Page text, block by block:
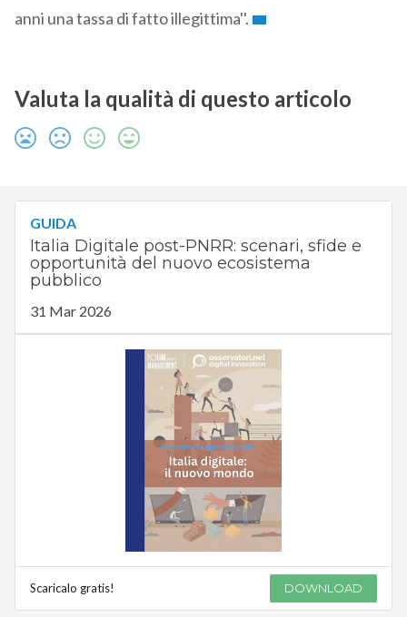
anni una tassa di fatto illegittima''.
Valuta la qualità di questo articolo
GUIDA
Italia Digitale post-PNRR: scenari, sfide e
opportunità del nuovo ecosistema
pubblico
31 Mar 2026
Scaricalo gratis! DOWNLOAD